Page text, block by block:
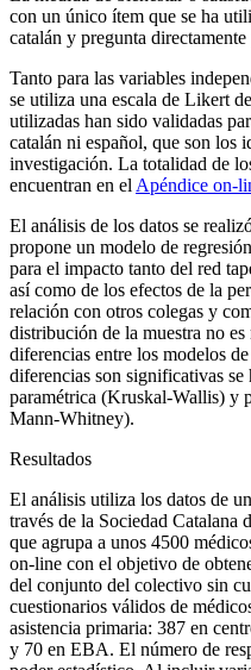
con un único ítem que se ha
catalán y pregunta
Tanto para las variables
se utiliza una escala de Likert
utilizadas han sido validadas
catalán ni español, que son los
investigación. La totalidad de
encuentran en el Apéndice on-
El análisis de los datos se
propone un modelo de
para el impacto tanto del red
así como de los efectos de la
relación con otros colegas y
distribución de la muestra no
diferencias entre los modelos
diferencias son significativas
paramétrica (Kruskal-Wallis) y
Mann-Whitney).
Resultados
El análisis utiliza los datos de
través de la Sociedad
que agrupa a unos 4500
on-line con el objetivo de
del conjunto del colectivo sin
cuestionarios válidos de
asistencia primaria: 387 en
y 70 en EBA. El número de